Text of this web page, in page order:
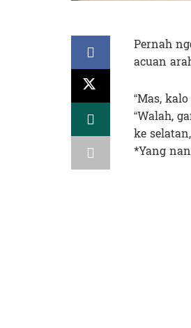
Pernah
acuan
“Mas,
“Walah,
ke
*Yang